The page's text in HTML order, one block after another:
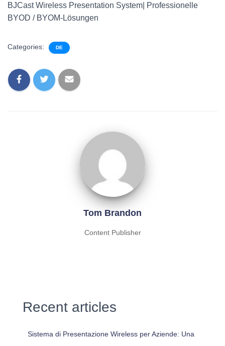
BJCast Wireless Presentation System| Professionelle
BYOD / BYOM-Lösungen
Categories: DE
Tom Brandon
Content Publisher
Recent articles
Sistema di Presentazione Wireless per Aziende: Una